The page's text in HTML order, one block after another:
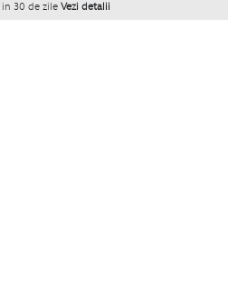
in 30 de zile Vezi detalii